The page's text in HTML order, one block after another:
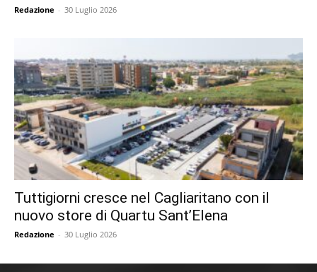
Redazione - 30 Luglio 2026
Tuttigiorni cresce nel Cagliaritano con il
nuovo store di Quartu Sant’Elena
Redazione - 30 Luglio 2026